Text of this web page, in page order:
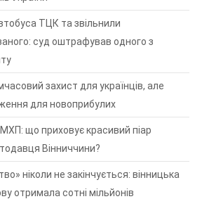
ТЦК та звільнили
суд оштрафував одного з
захист для українців, але
для новоприбулих
що приховує красивий піар
Вінниччини?
ніколи не закінчується: вінницька
отримала сотні мільйонів